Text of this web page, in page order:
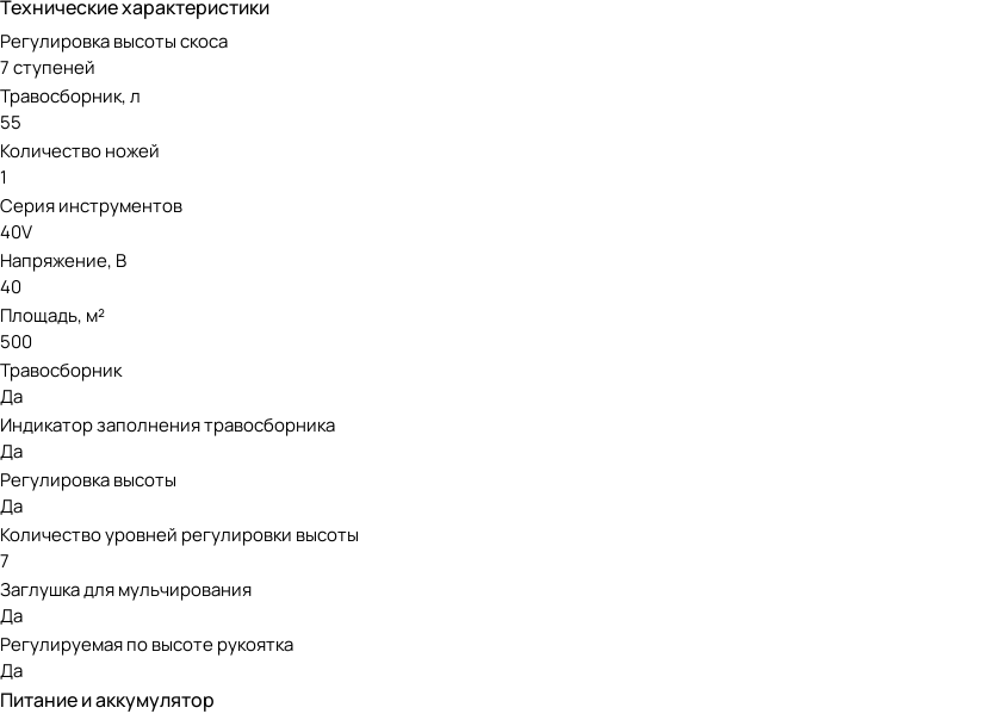
Благодаря новейшим технологиям, аккумуляторы WORX Powershare PRO дополнительно защищены от
тепловую компенсацию: в зависимости от температуры окружающей среды поглощать, удерживать,
Чем отличаются батареи WORX Powershare PRO от стандартных аккумуляторов?
Интеллектуальное управление;
Инновационная технология охлаждения ячеек;
Система BMS для большей мощности и производительности;
Защита от разряда и перезаряда;
Защита от перегрева и ударов.
Технические характеристики
Регулировка высоты скоса
7 ступеней
Травосборник, л
55
Количество ножей
1
Серия инструментов
40V
Напряжение, В
40
Площадь, м²
500
Травосборник
Да
Индикатор заполнения травосборника
Да
Регулировка высоты
Да
Количество уровней регулировки высоты
7
Заглушка для мульчирования
Да
Регулируемая по высоте рукоятка
Да
Питание и аккумулятор